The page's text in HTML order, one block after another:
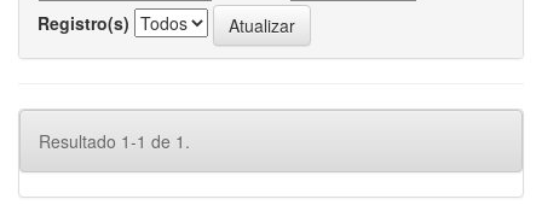
Registro(s)
Resultado 1-1 de 1.